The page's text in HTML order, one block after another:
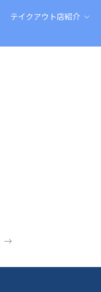
テイクアウト店紹介